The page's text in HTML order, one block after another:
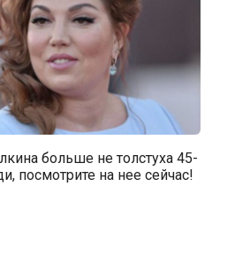
больше не толстуха 45-
посмотрите на нее сейчас!